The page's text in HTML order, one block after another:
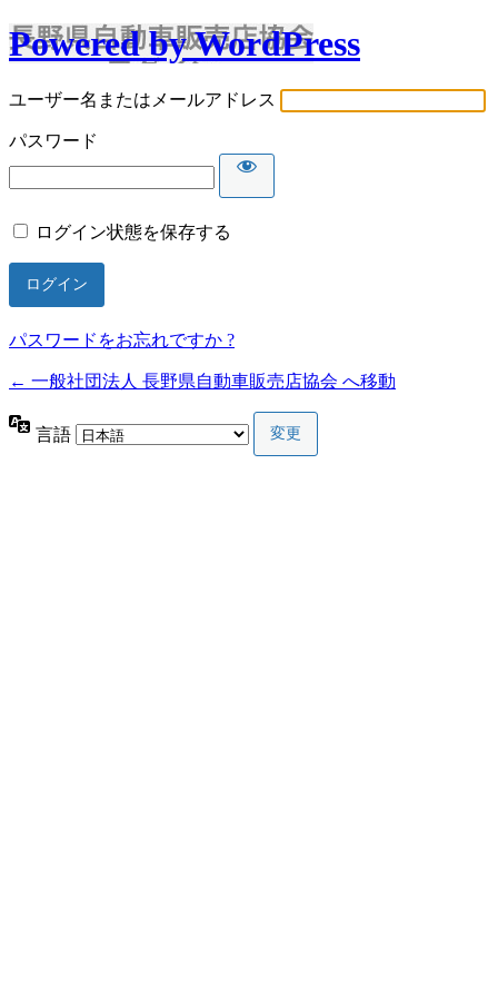
Powered by WordPress
ユーザー名またはメールアドレス
パスワード
ログイン状態を保存する
パスワードをお忘れですか ?
← 一般社団法人 長野県自動車販売店協会 へ移動
言語